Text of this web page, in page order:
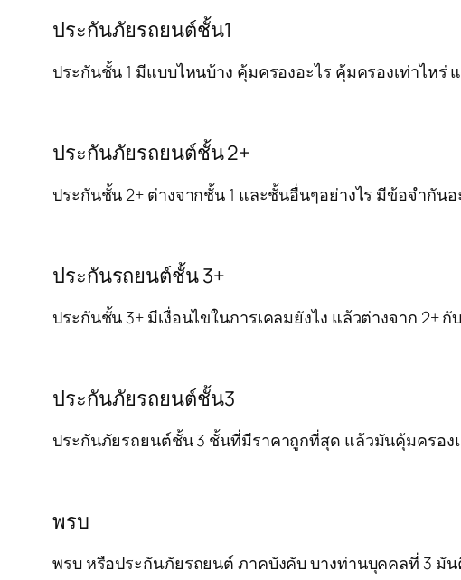
ประกันภัยรถยนต์ชั้น1
ประกันชั้น 1 มีแบบไหนบ้าง คุ้มครองอะไร คุ้มครองเท่าไห
ประกันภัยรถยนต์ชั้น 2+
ประกันชั้น 2+ ต่างจากชั้น 1 และชั้นอื่นๆอย่างไร มีข้อจำกัน
ประกันรถยนต์ชั้น 3+
ประกันชั้น 3+ มีเงื่อนไขในการเคลมยังไง แล้วต่างจาก 2+
ประกันภัยรถยนต์ชั้น3
ประกันภัยรถยนต์ชั้น 3 ชั้นที่มีราคาถูกที่สุด แล้วมันคุ้มครอ
พรบ
พรบ หรือประกันภัยรถยนต์ ภาคบังคับ บางท่านบุคคลที่ 3 มัน